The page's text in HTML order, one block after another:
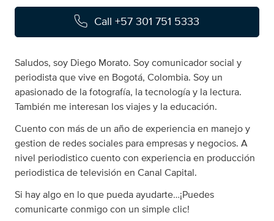
Call +57 301 751 5333
Saludos, soy Diego Morato. Soy comunicador social y
periodista que vive en Bogotá, Colombia. Soy un
apasionado de la fotografía, la tecnología y la lectura.
También me interesan los viajes y la educación.
Cuento con más de un año de experiencia en manejo y
gestion de redes sociales para empresas y negocios. A
nivel periodistico cuento con experiencia en producción
periodistica de televisión en Canal Capital.
Si hay algo en lo que pueda ayudarte…¡Puedes
comunicarte conmigo con un simple clic!